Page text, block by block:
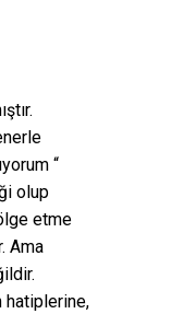
“
olup
etme
Ama
hatiplerine,